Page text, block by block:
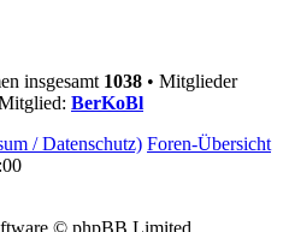
insgesamt 1038 • Mitglieder
BerKoBl
/ Datenschutz) Foren-Übersicht